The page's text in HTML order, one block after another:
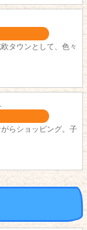
タウンとして、色々
らショッピング。子